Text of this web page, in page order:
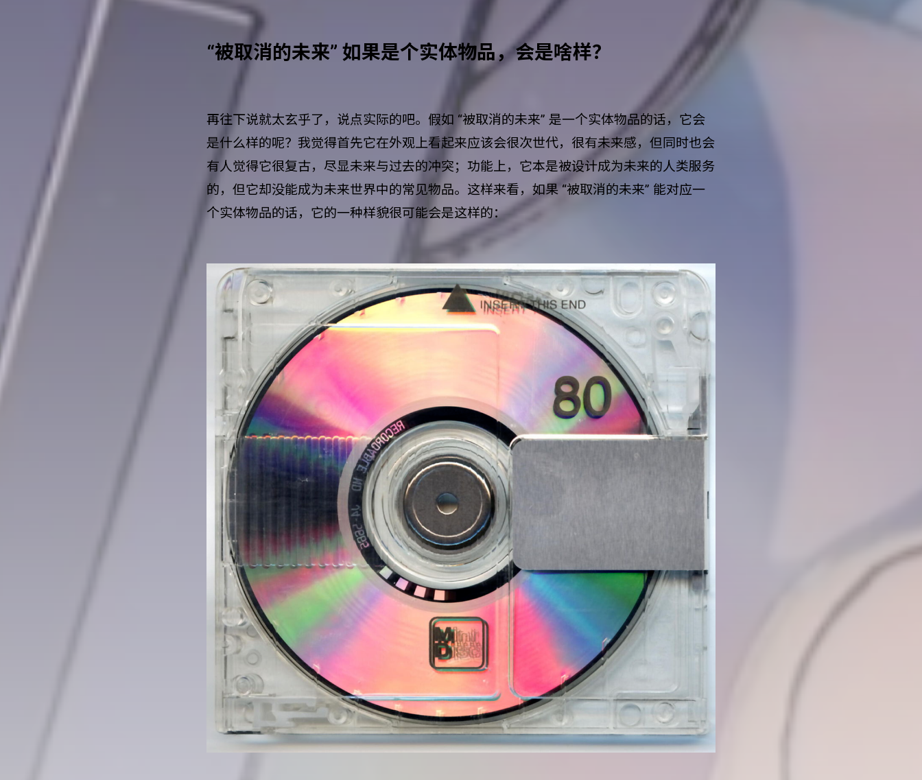
“被取消的未来” 如果是个实体物品，会是啥样？
再往下说就太玄乎了，说点实际的吧。假如 “被取消的未来” 是一个实体物品的话，它会
是什么样的呢？我觉得首先它在外观上看起来应该会很次世代，很有未来感，但同时也会
有人觉得它很复古，尽显未来与过去的冲突；功能上，它本是被设计成为未来的人类服务
的，但它却没能成为未来世界中的常见物品。这样来看，如果 “被取消的未来” 能对应一
个实体物品的话，它的一种样貌很可能会是这样的：